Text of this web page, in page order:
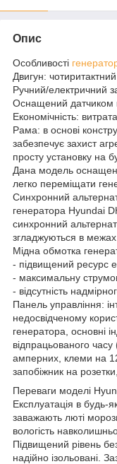
Опис
Особливості
Двигун: чотиритактний
Ручний/електричний
Оснащений датчиком
Економічність:
Рама: в основі
забезпечує захист
просту установку на
Дана модель
легко переміщати
Синхронний
генератора Hyundai
синхронний
згладжуються в межах
Мідна обмотка
- підвищений ресурс
- максимальну
- відсутність
Панель управління:
недосвідченому
генератора, основні
відпрацьованого
амперних, клеми на
запобіжник на
Переваги моделі
Експлуатація в будь-
заважають люті
вологість
Підвищений рівень
надійно ізольовані.